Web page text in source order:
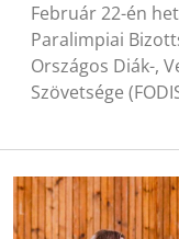
Február 22-én
Paralimpiai
Országos Diák-,
Szövetsége